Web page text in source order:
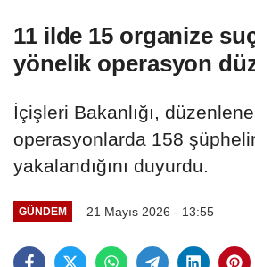
11 ilde 15 organize
yönelik operasyon
İçişleri Bakanlığı,
operasyonlarda 158
yakalandığını duyurdu.
GÜNDEM 21 Mayıs 2026 - 13:55